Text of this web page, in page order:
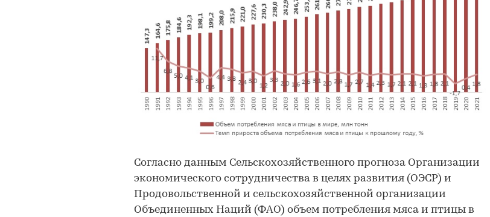
Согласно данным Сельскохозяйственного прогноза Организации
экономического сотрудничества в целях развития (ОЭСР) и
Продовольственной и сельскохозяйственной организации
Объединенных Наций (ФАО) объем потребления мяса и птицы в